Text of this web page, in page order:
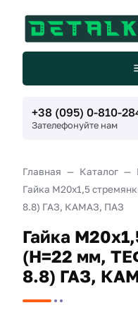
+38 (095) 0-810-
Зателефонуйте нам
Главная Каталог
Гайка М20х1,5
8.8) ГАЗ, КАМАЗ, ПАЗ
Гайка
(H=22 мм,
8.8) ГАЗ,